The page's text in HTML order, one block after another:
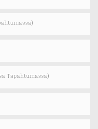
Tapahtumassa)